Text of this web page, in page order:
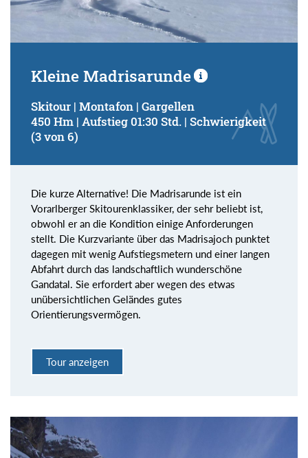
Kleine Madrisarunde
Skitour | Montafon | Gargellen
450 Hm | Aufstieg 01:30 Std. | Schwierigkeit
(3 von 6)
Die kurze Alternative! Die Madrisarunde ist ein
Vorarlberger Skitourenklassiker, der sehr beliebt ist,
obwohl er an die Kondition einige Anforderungen
stellt. Die Kurzvariante über das Madrisajoch punktet
dagegen mit wenig Aufstiegsmetern und einer langen
Abfahrt durch das landschaftlich wunderschöne
Gandatal. Sie erfordert aber wegen des etwas
unübersichtlichen Geländes gutes
Orientierungsvermögen.
Tour anzeigen